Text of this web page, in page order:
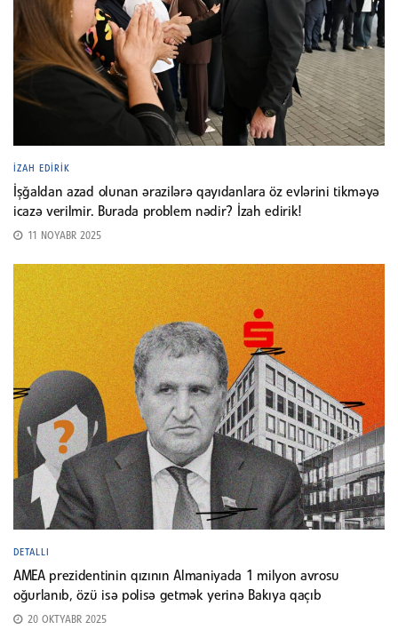
İZAH EDIRIK
İşğaldan azad olunan ərazilərə qayıdanlara öz evlərini tikməyə
icazə verilmir. Burada problem nədir? İzah edirik!
11 NOYABR 2025
DETALLI
AMEA prezidentinin qızının Almaniyada 1 milyon avrosu
oğurlanıb, özü isə polisə getmək yerinə Bakıya qaçıb
20 OKTYABR 2025